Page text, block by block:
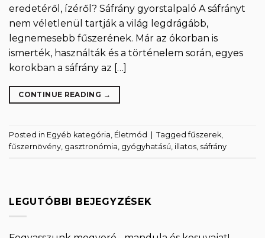
eredetéről, ízéről? Sáfrány gyorstalpaló A sáfrányt
nem véletlenül tartják a világ legdrágább,
legnemesebb fűszerének. Már az ókorban is
ismerték, használták és a történelem során, egyes
korokban a sáfrány az […]
CONTINUE READING →
Posted in Egyéb kategória, Életmód Taggedfűszerek,
fűszernövény, gasztronómia, gyógyhatású, illatos, sáfrány
LEGUTÓBBI BEJEGYZÉSEK